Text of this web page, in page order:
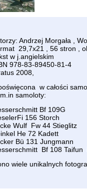
Andrzej Morgała ,
29,7x21 , 56 stron ,
w j.angielskim
978-83-89450-81-4
2008,
w całości
samoloty:
Bf 109G
156 Storch
Wulf Fw 44 Stieglitz
He 72 Kadett
Bü 131 Jungmann
Bf 108 Taifun
wiele unikalnych